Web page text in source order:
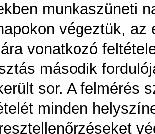
munkaszüneti
végeztük, az
vonatkozó
második
sor. A felmérés
minden